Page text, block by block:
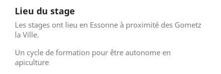
Lieu du stage
Les stages ont lieu en Essonne à proximité des Gometz
la Ville.
Un cycle de formation pour être autonome en
apiculture